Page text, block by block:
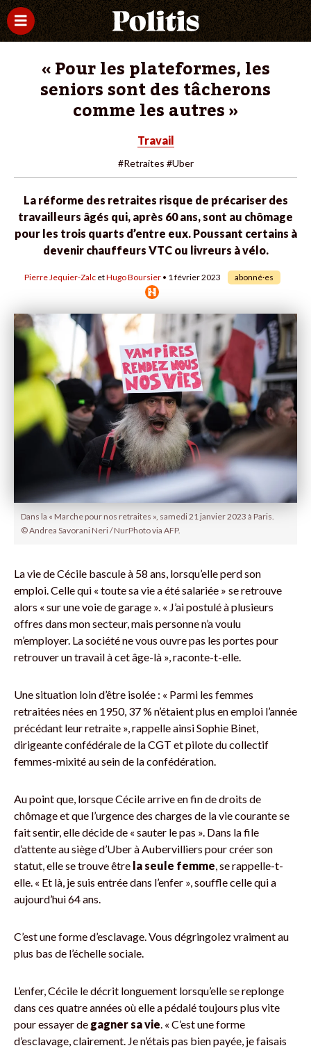
« Pour les plateformes, les
seniors sont des tâcherons
comme les autres »
Travail
#Retraites #Uber
La réforme des retraites risque de précariser des
travailleurs âgés qui, après 60 ans, sont au chômage
pour les trois quarts d’entre eux. Poussant certains à
devenir chauffeurs VTC ou livreurs à vélo.
Pierre Jequier-Zalc etHugo Boursier • 1 février 2023 abonné·es
Dans la « Marche pour nos retraites », samedi 21 janvier 2023 à Paris.
© Andrea Savorani Neri / NurPhoto via AFP.
La vie de Cécile bascule à 58 ans, lorsqu’elle perd son
emploi. Celle qui « toute sa vie a été salariée » se retrouve
alors « sur une voie de garage ». « J’ai postulé à plusieurs
offres dans mon secteur, mais personne n’a voulu
m’employer. La société ne vous ouvre pas les portes pour
retrouver un travail à cet âge-là », raconte-t-elle.
Une situation loin d’être isolée : « Parmi les femmes
retraitées nées en 1950, 37 % n’étaient plus en emploi l’année
précédant leur retraite », rappelle ainsi Sophie Binet,
dirigeante confédérale de la CGT et pilote du collectif
femmes-mixité au sein de la confédération.
Au point que, lorsque Cécile arrive en fin de droits de
chômage et que l’urgence des charges de la vie courante se
fait sentir, elle décide de « sauter le pas ». Dans la file
d’attente au siège d’Uber à Aubervilliers pour créer son
statut, elle se trouve être la seule femme , se rappelle-t-
elle. « Et là, je suis entrée dans l’enfer », souffle celle qui a
aujourd’hui 64 ans.
C’est une forme d’esclavage. Vous dégringolez vraiment au
plus bas de l’échelle sociale.
L’enfer, Cécile le décrit longuement lorsqu’elle se replonge
dans ces quatre années où elle a pédalé toujours plus vite
pour essayer de gagner sa vie . « C’est une forme
d’esclavage, clairement. Je n’étais pas bien payée, je faisais